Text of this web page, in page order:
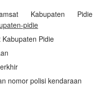
Kabupaten Pidie
pidie
Kabupaten Pidie
nomor polisi kendaraan